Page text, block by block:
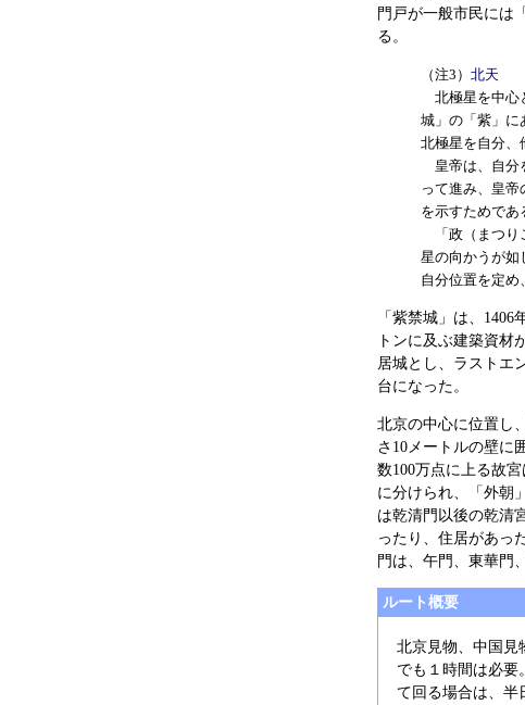
門戸が一般市民には
る。
（注3） 北天
北極星を中心
城」の「紫」に
北極星を自分、
皇帝は、自分
って進み、皇
を示すためであ
「政（まつり
星の向かうが如
自分位置を定め
「紫禁城」は、1406
トンに及ぶ建築資材
居城とし、ラストエ
台になった。
北京の中心に位置し
さ10メートルの壁に
数100万点に上る故
に分けられ、「外朝
は乾清門以後の乾清
ったり、住居があっ
門は、午門、東華門
ルート概要
北京見物、中国見
でも１時間は必要
て回る場合は、半